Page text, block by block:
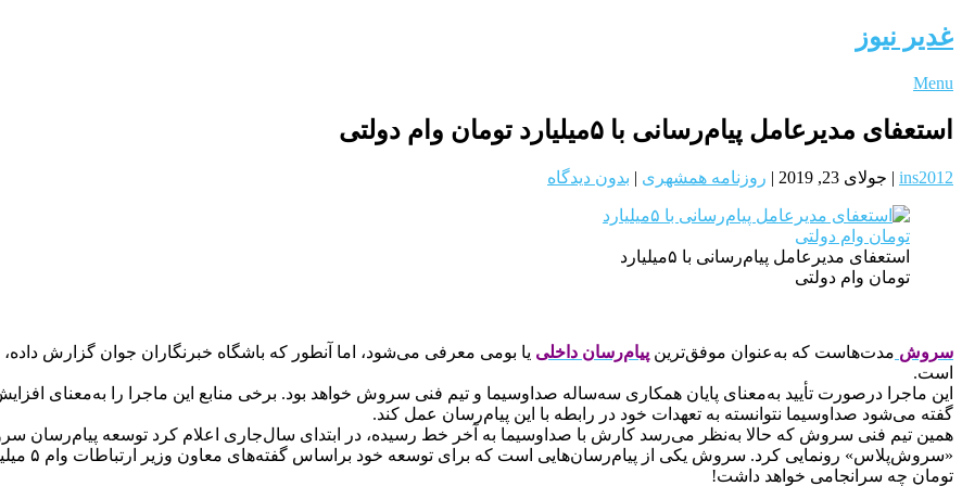
غدیر نیوز
Menu
استعفای مدیرعامل پیام‌رسانی با ۵میلیارد تومان وام دولتی
ins2012
| جولای 23, 2019 | روزنامه همشهری | بدون دیدگاه
استعفای مدیرعامل پیام‌رسانی با ۵میلیارد
تومان وام دولتی
سروش مدت‌هاست که به‌عنوان موفق‌ترین پیام‌رسان داخلی یا بومی معرفی می‌شود، اما آنطور که باشگاه خبرنگاران جوان گزارش
است.
این ماجرا درصورت تأیید به‌معنای پایان همکار‌‌ی سه‌ساله صداوسیما و تیم فنی سروش خواهد بود. برخی منابع این ماجرا را به‌معنای
گفته می‌شود صدا‌و‌سیما نتوانسته به تعهدات خود در رابطه با این پیام‌رسان عمل کند.
همین تیم فنی سروش که حالا به‌نظر می‌رسد کارش با صدا‌و‌سیما به آخر خط‌ رسیده، در ابتدای سال‌جاری اعلام کرد توسعه
تومان چه سرانجامی خواهد داشت!